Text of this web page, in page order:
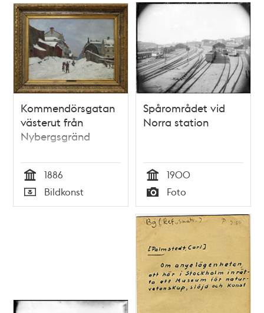
Kommendörsgatan
västerut från
Nybergsgränd
Tid
1886
Typ
Bildkonst
Spårområdet vid
Norra station
Tid
1900
Typ
Foto